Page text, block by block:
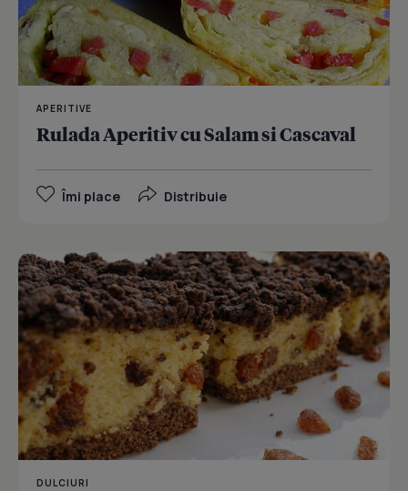
APERITIVE
Rulada Aperitiv cu Salam si Cascaval
Îmi place Distribuie
DULCIURI